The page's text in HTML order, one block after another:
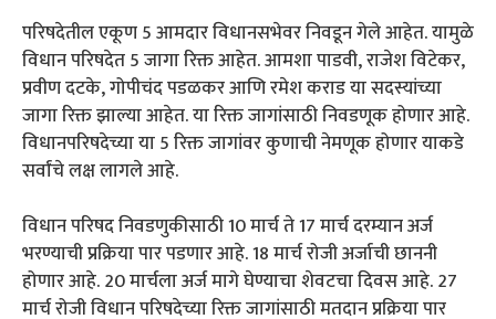
परिषदेतील एकूण 5 आमदार विधानसभेवर निवडून गेले आहेत. यामुळे
विधान परिषदेत 5 जागा रिक्त आहेत. आमशा पाडवी, राजेश विटेकर,
प्रवीण दटके, गोपीचंद पडळकर आणि रमेश कराड या सदस्यांच्या
जागा रिक्त झाल्या आहेत. या रिक्त जागांसाठी निवडणूक होणार आहे.
विधानपरिषदेच्या या 5 रिक्त जागांवर कुणाची नेमणूक होणार याकडे
सर्वांचे लक्ष लागले आहे.
विधान परिषद निवडणुकीसाठी 10 मार्च ते 17 मार्च दरम्यान अर्ज
भरण्याची प्रक्रिया पार पडणार आहे. 18 मार्च रोजी अर्जाची छाननी
होणार आहे. 20 मार्चला अर्ज मागे घेण्याचा शेवटचा दिवस आहे. 27
मार्च रोजी विधान परिषदेच्या रिक्त जागांसाठी मतदान प्रक्रिया पार